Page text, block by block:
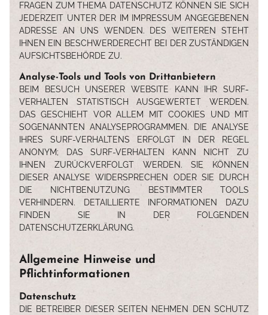
RAGEN ZUM THEMA DATENSCHUTZ KÖNNEN SIE SICH J
EDERZEIT UNTER DER IM IMPRESSUM ANGEGEBENEN A
DRESSE AN UNS WENDEN. DES WEITEREN STEHT I
HNEN EIN BESCHWERDERECHT BEI DER ZUSTÄNDIGEN A
UFSICHTSBEHÖRDE ZU.
Analyse-Tools und Tools von Drittanbietern
BEIM BESUCH UNSERER WEBSITE KANN IHR SURF-
VERHALTEN STATISTISCH AUSGEWERTET WERDEN.
DAS GESCHIEHT VOR ALLEM MIT COOKIES UND MIT
SOGENANNTEN ANALYSEPROGRAMMEN. DIE ANALYSE
IHRES SURF-VERHALTENS ERFOLGT IN DER REGEL
ANONYM; DAS SURF-VERHALTEN KANN NICHT ZU
IHNEN ZURÜCKVERFOLGT WERDEN. SIE KÖNNEN
DIESER ANALYSE WIDERSPRECHEN ODER SIE DURCH
DIE NICHTBENUTZUNG BESTIMMTER TOOLS
VERHINDERN. DETAILLIERTE INFORMATIONEN DAZU
FINDEN SIE IN DER FOLGENDEN
DATENSCHUTZERKLÄRUNG.
Allgemeine Hinweise und
Pflichtinformationen
Datenschutz
DIE BETREIBER DIESER SEITEN NEHMEN DEN SCHUTZ